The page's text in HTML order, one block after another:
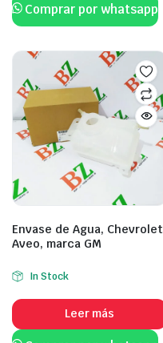
Comprar por whatsapp
Envase de Agua, Chevrolet
Aveo, marca GM
In Stock
Leer más